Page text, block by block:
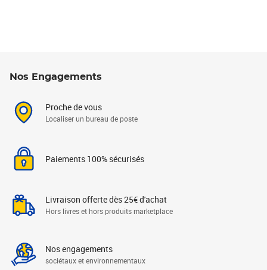
Nos Engagements
Proche de vous
Localiser un bureau de poste
Paiements 100% sécurisés
Livraison offerte dès 25€ d'achat
Hors livres et hors produits marketplace
Nos engagements
sociétaux et environnementaux